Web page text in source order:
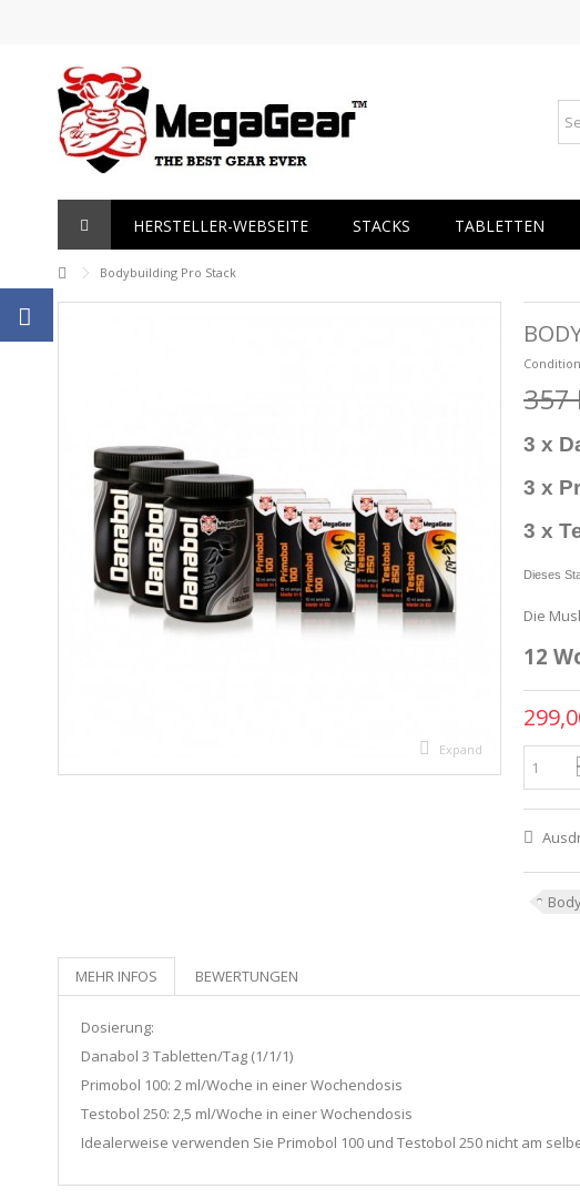
HERSTELLER-WEBSEITE STACKS TABLETTEN
Bodybuilding Pro Stack
Expand
357
3 x
3 x
3 x
Dieses
Die
12
MEHR INFOS BEWERTUNGEN
Dosierung:
Danabol 3 Tabletten/Tag (1/1/1)
Primobol 100: 2 ml/Woche in einer Wochendosis
Testobol 250: 2,5 ml/Woche in einer Wochendosis
Idealerweise verwenden Sie Primobol 100 und Testobol 250 nicht am